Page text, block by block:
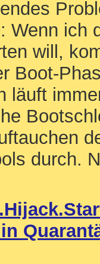
Wenn ich
will,
Boot-
läuft
durch.